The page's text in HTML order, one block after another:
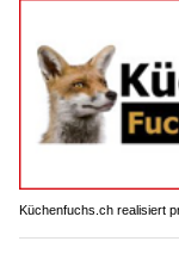
Küchenfuchs.ch realisiert